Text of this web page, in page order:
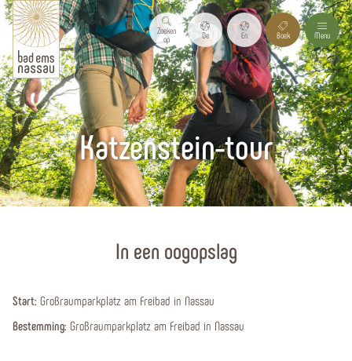
Zoeken
op
De En Boek Menu
Katzenstein-tour
In een oogopslag
Start: Großraumparkplatz am Freibad in Nassau
Bestemming: Großraumparkplatz am Freibad in Nassau